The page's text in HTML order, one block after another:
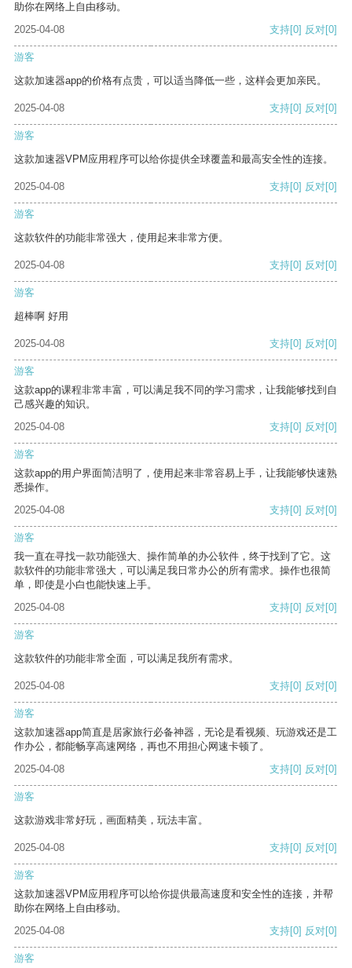
助你在网络上自由移动。
2025-04-08
支持[0] 反对[0]
游客
这款加速器app的价格有点贵，可以适当降低一些，这样会更加亲民。
2025-04-08 支持[0] 反对[0]
游客
这款加速器VPM应用程序可以给你提供全球覆盖和最高安全性的连接。
2025-04-08 支持[0] 反对[0]
游客
这款软件的功能非常强大，使用起来非常方便。
2025-04-08 支持[0] 反对[0]
游客
超棒啊 好用
2025-04-08 支持[0] 反对[0]
游客
这款app的课程非常丰富，可以满足我不同的学习需求，让我能够找到自
己感兴趣的知识。
2025-04-08
支持[0] 反对[0]
游客
这款app的用户界面简洁明了，使用起来非常容易上手，让我能够快速熟
悉操作。
2025-04-08
支持[0] 反对[0]
游客
我一直在寻找一款功能强大、操作简单的办公软件，终于找到了它。这
款软件的功能非常强大，可以满足我日常办公的所有需求。操作也很简
单，即使是小白也能快速上手。
2025-04-08
支持[0] 反对[0]
游客
这款软件的功能非常全面，可以满足我所有需求。
2025-04-08 支持[0] 反对[0]
游客
这款加速器app简直是居家旅行必备神器，无论是看视频、玩游戏还是工
作办公，都能畅享高速网络，再也不用担心网速卡顿了。
2025-04-08
支持[0] 反对[0]
游客
这款游戏非常好玩，画面精美，玩法丰富。
2025-04-08 支持[0] 反对[0]
游客
这款加速器VPM应用程序可以给你提供最高速度和安全性的连接，并帮
助你在网络上自由移动。
2025-04-08
支持[0] 反对[0]
游客